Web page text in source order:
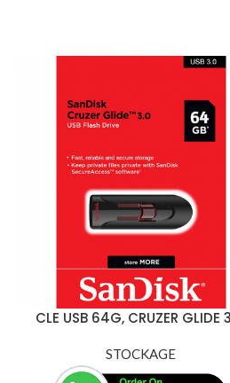
CLE USB 64G, CRUZER GLIDE
STOCKAGE